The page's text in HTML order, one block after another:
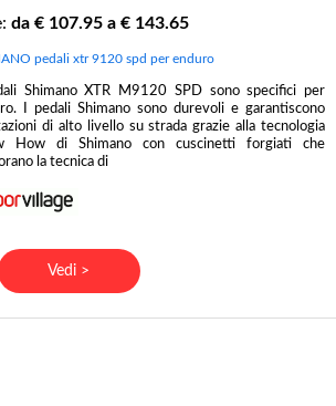
da € 107.95 a € 143.65
pedali xtr 9120 spd per enduro
Shimano XTR M9120 SPD sono specifici per
I pedali Shimano sono durevoli e garantiscono
di alto livello su strada grazie alla tecnologia
How di Shimano con cuscinetti forgiati che
la tecnica di
Vedi >